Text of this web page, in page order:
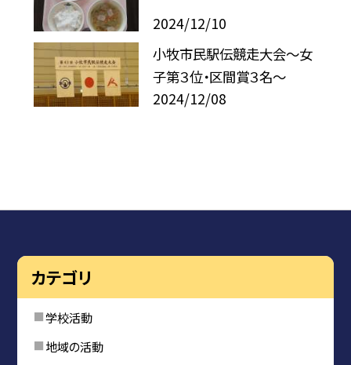
2024/12/10
小牧市民駅伝競走大会〜女
子第３位・区間賞３名〜
2024/12/08
カテゴリ
学校活動
地域の活動